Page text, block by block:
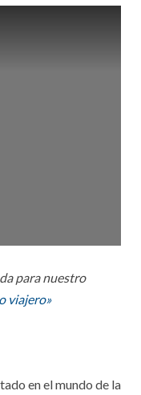
para nuestro
viajero»
en el mundo de la